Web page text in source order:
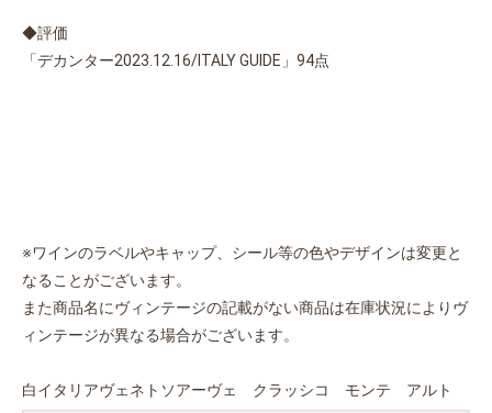
お買い物を続ける
◆評価
「デカンター2023.12.16/ITALY GUIDE」94点
※ワインのラベルやキャップ、シール等の色やデザインは変更と
なることがございます。
また商品名にヴィンテージの記載がない商品は在庫状況によりヴ
ィンテージが異なる場合がございます。
白イタリアヴェネトソアーヴェ クラッシコ モンテ アルト